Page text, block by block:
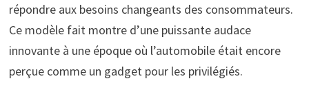
répondre aux besoins changeants des consommateurs.
Ce modèle fait montre d’une puissante audace
innovante à une époque où l’automobile était encore
perçue comme un gadget pour les privilégiés.